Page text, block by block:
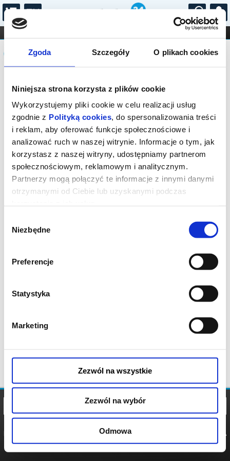
Zgoda Szczegóły O plikach cookies
Niniejsza strona korzysta z plików cookie
Wykorzystujemy pliki cookie w celu realizacji usług
zgodnie z Polityką cookies, do spersonalizowania treści
i reklam, aby oferować funkcje społecznościowe i
analizować ruch w naszej witrynie. Informacje o tym, jak
korzystasz z naszej witryny, udostępniamy partnerom
społecznościowym, reklamowym i analitycznym.
Partnerzy mogą połączyć te informacje z innymi danymi
otrzymanymi od Ciebie lub uzyskanymi podczas
zgody
Niezbędne
Preferencje
Statystyka
Marketing
Zezwól na wszystkie
Zezwól na wybór
Odmowa
...
FILHARMONIA OPERA I BALET
STAND-UP
DLA DZIECI
Komunikat
Sprzedaż biletów on-line na wydarzenie
została zakończona.
POLITYKA
POLITYKA